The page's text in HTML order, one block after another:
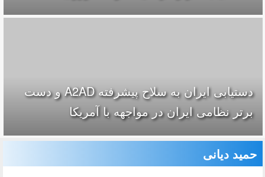
دستیابی ایران به سلاح پیشرفته A2AD و دست
برتر نظامی ایران در مواجهه با آمریکا
حمید دیانی